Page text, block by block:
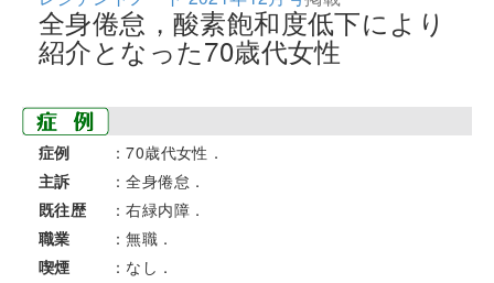
全身倦怠，酸素飽和度低下により
紹介となった70歳代女性
症例
：70歳代女性．
主訴
：全身倦怠．
既往歴
：右緑内障．
職業
：無職．
喫煙
：なし．